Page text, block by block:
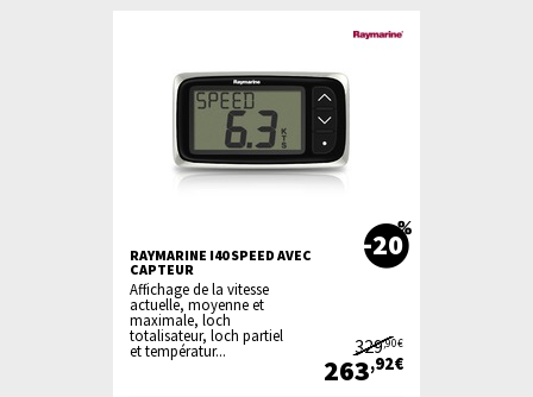
RAYMARINE I40 SPEED AVEC
CAPTEUR
-20
Affichage de la vitesse
actuelle, moyenne et
maximale, loch
totalisateur, loch partiel
et températur...
329,90€
263,92€